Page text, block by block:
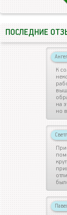
ПОСЛЕДНИЕ
К
на
но